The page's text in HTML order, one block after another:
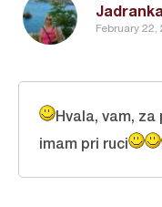
February 22,
Hvala, vam,
imam pri ruci